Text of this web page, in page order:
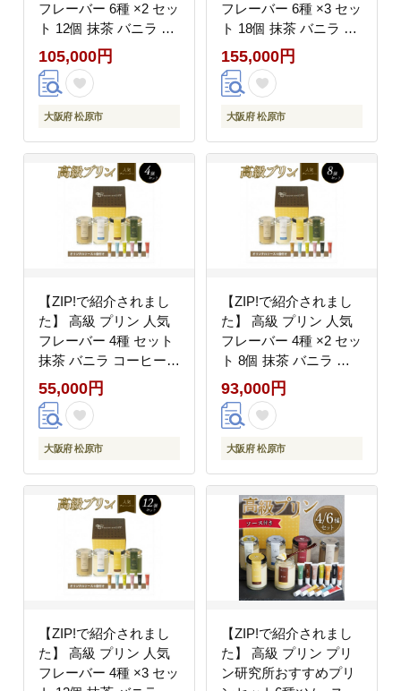
フレーバー 6種 ×2 セッ
ト 12個 抹茶 バニラ 紅
茶 コーヒー なめらか
かため purinn PURINN
ご褒美 ギフト お中元
敬老の日 バレンタイン
ホワイトデー 誕生日 結
婚 出産 祝い 内祝い 贈
答品 プリン研究所 大阪
府 松原市
105,000円
大阪府 松原市
フレーバー 6種 ×3 セッ
ト 18個 抹茶 バニラ 紅
茶 コーヒー purinn
PURINN なめらか かた
め ご褒美 ギフト お中
日 敬老の日 バレンタイ
ン ホワイトデー 誕生日
結婚 出産 祝い 内祝い
贈答品 プリン研究所 大
阪府 松原市
155,000円
大阪府 松原市
【ZIP!で紹介されまし
た】 高級 プリン 人気
フレーバー 4種 セット
抹茶 バニラ コーヒー
なめらか purin ご褒美
ギフト お中元 purinn お
歳暮 母の日 父の日 敬
ワイトデー 誕生日 結婚
出産 祝い 内祝い 贈答
品 プリン研究所 大阪府
55,000円
大阪府 松原市
【ZIP!で紹介されまし
た】 高級 プリン 人気
フレーバー 4種 ×2 セッ
ト 8個 抹茶 バニラ コ
ーヒー なめらか purin
ご褒美 ギフト お中元
purinn お歳暮 母の日 父
イン ホワイトデー 誕生
日 結婚 出産 祝い 内祝
い 贈答品 プリン研究所
大阪府 松原市
93,000円
大阪府 松原市
【ZIP!で紹介されまし
た】 高級 プリン 人気
フレーバー 4種 ×3 セッ
【ZIP!で紹介されまし
た】 高級 プリン プリ
ン研究所おすすめプリ